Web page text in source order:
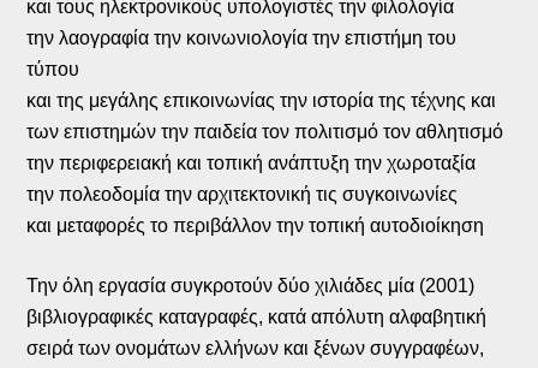
και τους ηλεκτρονικούς υπολογιστές την φιλολογία
την λαογραφία την κοινωνιολογία την επιστήμη του
τύπου
και της μεγάλης επικοινωνίας την ιστορία της τέχνης και
των επιστημών την παιδεία τον πολιτισμό τον αθλητισμό
την περιφερειακή και τοπική ανάπτυξη την χωροταξία
την πολεοδομία την αρχιτεκτονική τις συγκοινωνίες
και μεταφορές το περιβάλλον την τοπική αυτοδιοίκηση
Την όλη εργασία συγκροτούν δύο χιλιάδες μία (2001)
βιβλιογραφικές καταγραφές, κατά απόλυτη αλφαβητική
σειρά των ονομάτων ελλήνων και ξένων συγγραφέων,